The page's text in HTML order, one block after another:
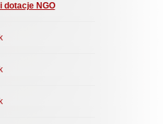
dotacje NGO